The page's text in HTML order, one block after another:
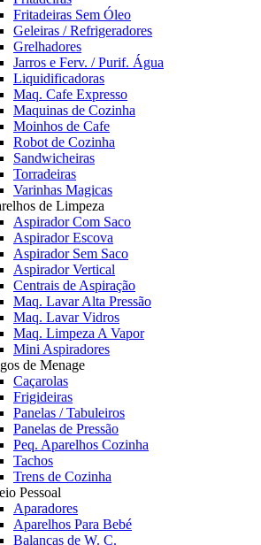
Fritadeiras Sem Óleo
Geleiras / Refrigeradores
Grelhadores
Jarros e Ferv. / Purif. Água
Liquidificadoras
Maq. Cafe Expresso
Maquinas de Cozinha
Moinhos de Cafe
Robot de Cozinha
Sandwicheiras
Torradeiras
Varinhas Magicas
de Limpeza
Aspirador Com Saco
Aspirador Escova
Aspirador Sem Saco
Aspirador Vertical
Centrais de Aspiração
Maq. Lavar Alta Pressão
Maq. Lavar Vidros
Maq. Limpeza A Vapor
Mini Aspiradores
de Menage
Caçarolas
Frigideiras
Panelas / Tabuleiros
Panelas de Pressão
Peq. Aparelhos Cozinha
Tachos
Trens de Cozinha
Pessoal
Aparadores
Aparelhos Para Bebé
Balanças de W. C.